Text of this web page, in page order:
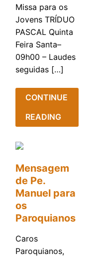
Missa para os
Jovens TRÍDUO
PASCAL Quinta
Feira Santa–
09h00 – Laudes
seguidas […]
CONTINUE
READING
Mensagem
de Pe.
Manuel para
os
Paroquianos
Caros
Paroquianos,